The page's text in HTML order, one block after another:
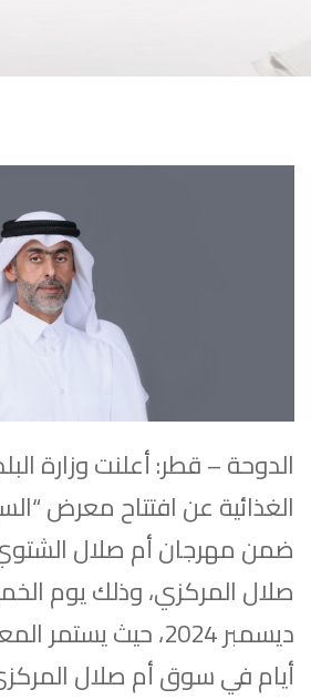
الدوحة – قطر: أعلنت وزارة
الغذائية عن افتتاح معرض
ضمن مهرجان أم صلال
أيام في سوق أم صلال